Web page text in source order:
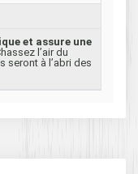
et assure une
l’air du
seront à l’abri des